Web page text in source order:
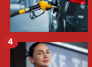
4